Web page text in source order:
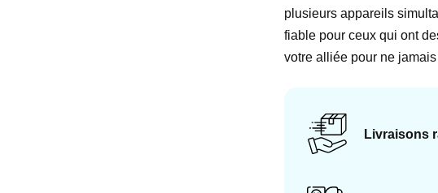
plusieurs appareils
fiable pour ceux qui ont
votre alliée pour ne
Livraisons